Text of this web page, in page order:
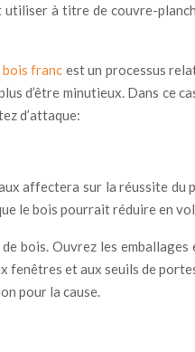
à titre de couvre-
bois franc est un processus
d’être minutieux. Dans ce
d’attaque:
affectera sur la réussite
le bois pourrait réduire en
bois. Ouvrez les
et aux seuils de
pour la cause.